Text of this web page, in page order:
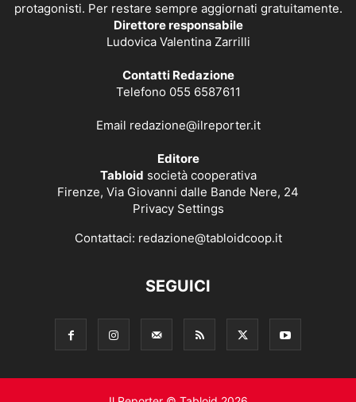
protagonisti. Per restare sempre aggiornati gratuitamente.
Direttore responsabile
Ludovica Valentina Zarrilli
Contatti Redazione
Telefono 055 6587611
Email redazione@ilreporter.it
Editore
Tabloid società cooperativa
Firenze, Via Giovanni dalle Bande Nere, 24
Privacy Settings
Contattaci: redazione@tabloidcoop.it
SEGUICI